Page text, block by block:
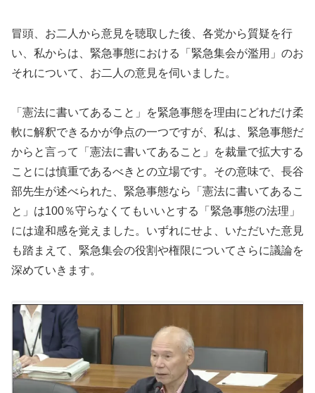
冒頭、お二人から意見を聴取した後、各党から質疑を行
い、私からは、緊急事態における「緊急集会が濫用」のお
それについて、お二人の意見を伺いました。
「憲法に書いてあること」を緊急事態を理由にどれだけ柔
軟に解釈できるかが争点の一つですが、私は、緊急事態だ
からと言って「憲法に書いてあること」を裁量で拡大する
ことには慎重であるべきとの立場です。その意味で、長谷
部先生が述べられた、緊急事態なら「憲法に書いてあるこ
と」は100％守らなくてもいいとする「緊急事態の法理」
には違和感を覚えました。いずれにせよ、いただいた意見
も踏まえて、緊急集会の役割や権限についてさらに議論を
深めていきます。